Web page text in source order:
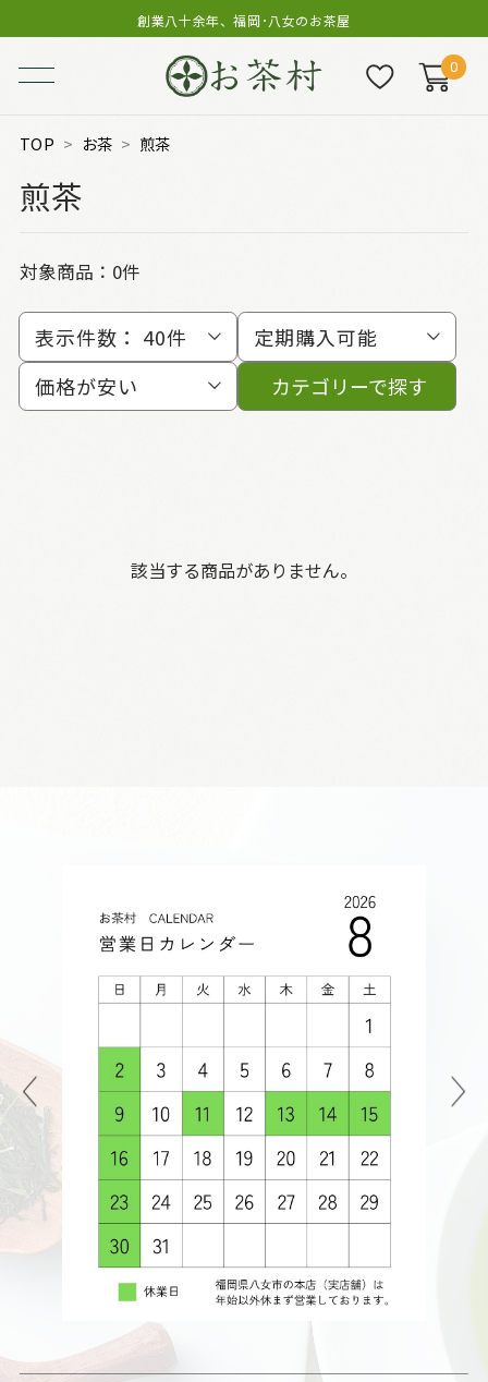
創業八十余年、福岡･八女のお茶屋
0
TOP お茶 煎茶
煎茶
対象商品：0件
表示件数： 40件
定期購入可能
価格が安い
カテゴリーで探す
該当する商品がありません。